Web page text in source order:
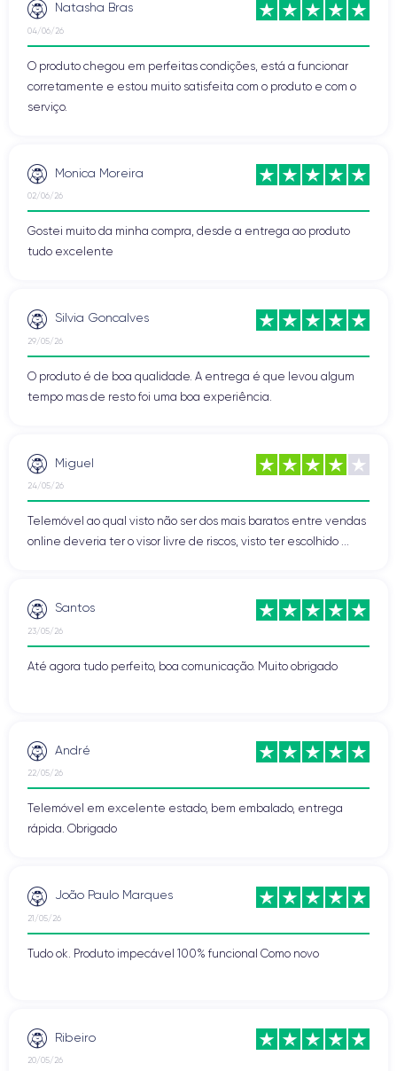
Natasha Bras
04/06/26
O produto chegou em perfeitas condições, está a funcionar
corretamente e estou muito satisfeita com o produto e com o
serviço.
Monica Moreira
02/06/26
Gostei muito da minha compra, desde a entrega ao produto
tudo excelente
Silvia Goncalves
29/05/26
O produto é de boa qualidade. A entrega é que levou algum
tempo mas de resto foi uma boa experiência.
Miguel
24/05/26
Telemóvel ao qual visto não ser dos mais baratos entre vendas
online deveria ter o visor livre de riscos, visto ter escolhido ...
Santos
23/05/26
Até agora tudo perfeito, boa comunicação. Muito obrigado
André
22/05/26
Telemóvel em excelente estado, bem embalado, entrega
rápida. Obrigado
João Paulo Marques
21/05/26
Tudo ok. Produto impecável 100% funcional Como novo
Ribeiro
20/05/26